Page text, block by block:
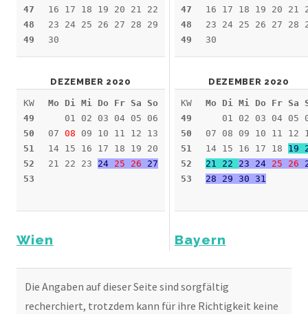
47
48
49
16 17 18 19 20 21 22
23 24 25 26 27 28 29
30
DEZEMBER 2020
KW
49
50
51
52
53
Mo Di Mi Do Fr Sa So
01 02 03 04 05 06
07 08 09 10 11 12 13
14 15 16 17 18 19 20
21 22 23 24 25 26 27
Wien
47
48
49
16 17 18 19 20 21
23 24 25 26 27 28
30
DEZEMBER 2020
KW
49
50
51
52
53
Mo Di Mi Do Fr Sa
01 02 03 04 05
07 08 09 10 11 12
14 15 16 17 18 19
21 22 23 24 25 26
28 29 30 31
Bayern
Die Angaben auf dieser Seite sind sorgfältig
recherchiert, trotzdem kann für ihre Richtigkeit keine